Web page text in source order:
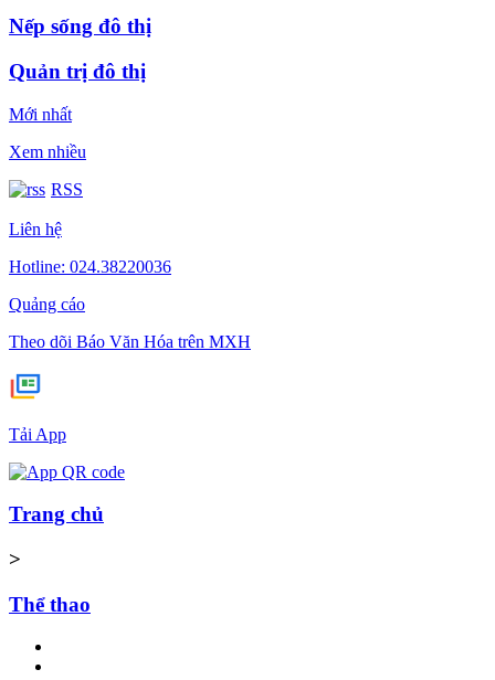
Nếp sống đô thị
Quản trị đô thị
Mới nhất
Xem nhiều
RSS
Liên hệ
Hotline: 024.38220036
Quảng cáo
Theo dõi Báo Văn Hóa trên MXH
Tải App
Trang chủ
>
Thể thao